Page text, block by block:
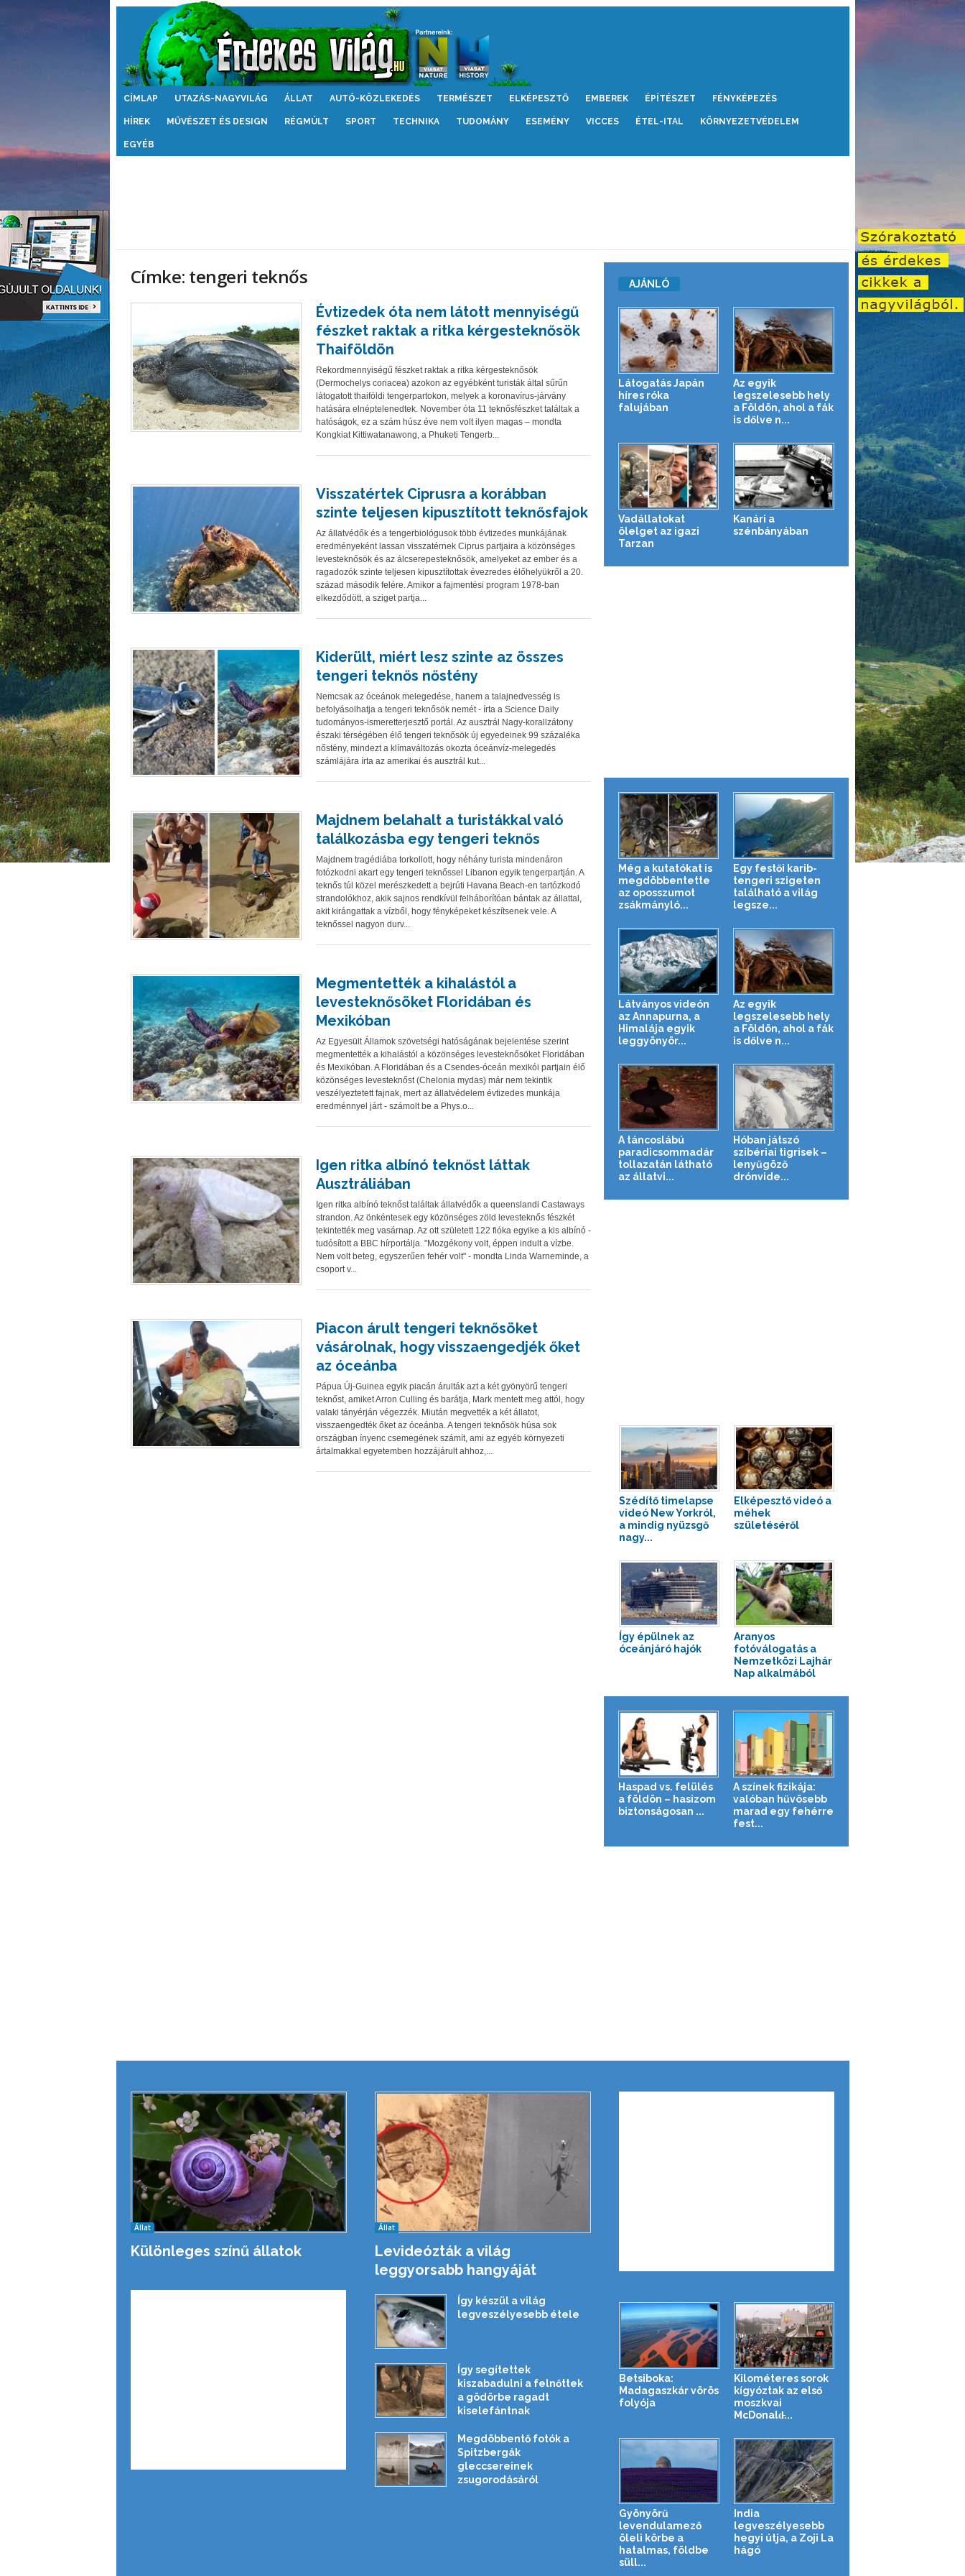
Érdekes
CÍMLAP UTAZÁS-NAGYVILÁG ÁLLAT AUTÓ-KÖZLEKEDÉS TERMÉSZET ELKÉPESZTŐ EMBEREK ÉPÍTÉSZET FÉNYKÉPEZÉS
HÍREK MŰVÉSZET ÉS DESIGN RÉGMÚLT SPORT TECHNIKA TUDOMÁNY ESEMÉNY VICCES ÉTEL-ITAL KÖRNYEZETVÉDELEM
EGYÉB
Címke: tengeri teknős
Évtizedek óta nem látott mennyiségű
fészket raktak a ritka kérgesteknősök
Thaiföldön
Rekordmennyiségű fészket raktak a ritka kérgesteknősök
(Dermochelys coriacea) azokon az egyébként turisták által sűrűn
látogatott thaiföldi tengerpartokon, melyek a koronavírus-járvány
hatására elnéptelenedtek. November óta 11 teknősfészket találtak a
hatóságok, ez a szám húsz éve nem volt ilyen magas – mondta
Kongkiat Kittiwatanawong, a Phuketi Tengerb...
Visszatértek Ciprusra a korábban
szinte teljesen kipusztított teknősfajok
Az állatvédők és a tengerbiológusok több évtizedes munkájának
eredményeként lassan visszatérnek Ciprus partjaira a közönséges
levesteknősök és az álcserepesteknősök, amelyeket az ember és a
ragadozók szinte teljesen kipusztítottak évezredes élőhelyükről a 20.
század második felére. Amikor a fajmentési program 1978-ban
elkezdődött, a sziget partja...
Kiderült, miért lesz szinte az összes
tengeri teknős nőstény
Nemcsak az óceánok melegedése, hanem a talajnedvesség is
befolyásolhatja a tengeri teknősök nemét - írta a Science Daily
tudományos-ismeretterjesztő portál. Az ausztrál Nagy-korallzátony
északi térségében élő tengeri teknősök új egyedeinek 99 százaléka
nőstény, mindezt a klímaváltozás okozta óceánvíz-melegedés
számlájára írta az amerikai és ausztrál kut...
Majdnem belahalt a turistákkal való
találkozásba egy tengeri teknős
Majdnem tragédiába torkollott, hogy néhány turista mindenáron
fotózkodni akart egy tengeri teknőssel Libanon egyik tengerpartján. A
teknős túl közel merészkedett a bejrúti Havana Beach-en tartózkodó
strandolókhoz, akik sajnos rendkívül felháborítóan bántak az állattal,
akit kirángattak a vízből, hogy fényképeket készítsenek vele. A
teknőssel nagyon durv...
Megmentették a kihalástól a
levesteknősöket Floridában és
Mexikóban
Az Egyesült Államok szövetségi hatóságának bejelentése szerint
megmentették a kihalástól a közönséges levesteknősöket Floridában
és Mexikóban. A Floridában és a Csendes-óceán mexikói partjain élő
közönséges levesteknőst (Chelonia mydas) már nem tekintik
veszélyeztetett fajnak, mert az állatvédelem évtizedes munkája
eredménnyel járt - számolt be a Phys.o...
Igen ritka albínó teknőst láttak
Ausztráliában
Igen ritka albínó teknőst találtak állatvédők a queenslandi Castaways
strandon. Az önkéntesek egy közönséges zöld levesteknős fészkét
tekintették meg vasárnap. Az ott született 122 fióka egyike a kis albínó -
tudósított a BBC hírportálja. "Mozgékony volt, éppen indult a vízbe.
Nem volt beteg, egyszerűen fehér volt" - mondta Linda Warneminde, a
csoport v...
Piacon árult tengeri teknősöket
vásárolnak, hogy visszaengedjék őket
az óceánba
Pápua Új-Guinea egyik piacán árulták azt a két gyönyörű tengeri
teknőst, amiket Arron Culling és barátja, Mark mentett meg attól, hogy
valaki tányérján végezzék. Miután megvették a két állatot,
visszaengedték őket az óceánba. A tengeri teknősök húsa sok
országban ínyenc csemegének számít, ami az egyéb környezeti
ártalmakkal egyetemben hozzájárult ahhoz,...
AJÁNLÓ
Látogatás Japán
híres róka
falujában
Az egyik
legszelesebb hely
a Földön, ahol a fák
is dőlve n...
Vadállatokat
ölelget az igazi
Tarzan
Kanári a
szénbányában
Még a kutatókat is
megdöbbentette
az oposszumot
zsákmányló...
Egy festői karib-
tengeri szigeten
található a világ
legsze...
Látványos videón
az Annapurna, a
Himalája egyik
leggyönyör...
Az egyik
legszelesebb hely
a Földön, ahol a fák
is dőlve n...
A táncoslábú
paradicsommadár
tollazatán látható
az állatvi...
Hóban játszó
szibériai tigrisek –
lenyűgöző
drónvide...
Szédítő timelapse
videó New Yorkról,
a mindig nyüzsgő
nagy...
Elképesztő videó a
méhek
születéséről
Így épülnek az
óceánjáró hajók
Aranyos
fotóválogatás a
Nemzetközi Lajhár
Nap alkalmából
Haspad vs. felülés
a földön – hasizom
biztonságosan ...
A színek fizikája:
valóban hűvösebb
marad egy fehérre
fest...
Állat
Különleges színű állatok
Állat
Levideózták a világ
leggyorsabb hangyáját
Így készül a világ
legveszélyesebb étele
Így segítettek
kiszabadulni a felnőttek
a gödörbe ragadt
kiselefántnak
Megdöbbentő fotók a
Spitzbergák
gleccsereinek
zsugorodásáról
Betsiboka:
Madagaszkár vörös
folyója
Kilométeres sorok
kígyóztak az első
moszkvai
McDonald̵...
Gyönyörű
levendulamező
öleli körbe a
hatalmas, földbe
süll...
India
legveszélyesebb
hegyi útja, a Zoji La
hágó